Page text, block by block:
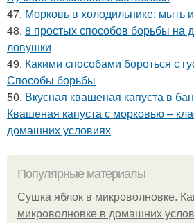
47. Морковь в холодильнике: мыть
48. 8 простых способов борьбы на
ловушки
49. Какими способами бороться с
Способы борьбы
50. Вкусная квашеная капуста в
Квашеная капуста с морковью –
домашних условиях
Популярные материалы
Сушка яблок в микроволновке.
микроволновке в домашних